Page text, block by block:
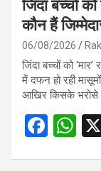
जिंदा बच्चों
कौन हैं
06/08/2026
जिंदा बच्चों को
में दफन हो रही
आखिर किसके भरोसे
F
W